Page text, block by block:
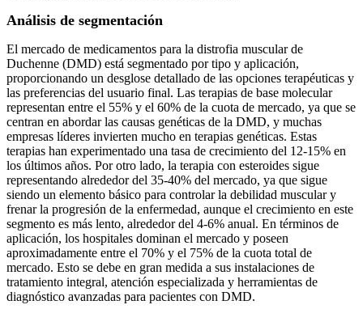
Análisis de segmentación
El mercado de medicamentos para la distrofia muscular de
Duchenne (DMD) está segmentado por tipo y aplicación,
proporcionando un desglose detallado de las opciones terapéuticas y
las preferencias del usuario final. Las terapias de base molecular
representan entre el 55% y el 60% de la cuota de mercado, ya que se
centran en abordar las causas genéticas de la DMD, y muchas
empresas líderes invierten mucho en terapias genéticas. Estas
terapias han experimentado una tasa de crecimiento del 12-15% en
los últimos años. Por otro lado, la terapia con esteroides sigue
representando alrededor del 35-40% del mercado, ya que sigue
siendo un elemento básico para controlar la debilidad muscular y
frenar la progresión de la enfermedad, aunque el crecimiento en este
segmento es más lento, alrededor del 4-6% anual. En términos de
aplicación, los hospitales dominan el mercado y poseen
aproximadamente entre el 70% y el 75% de la cuota total de
mercado. Esto se debe en gran medida a sus instalaciones de
tratamiento integral, atención especializada y herramientas de
diagnóstico avanzadas para pacientes con DMD.